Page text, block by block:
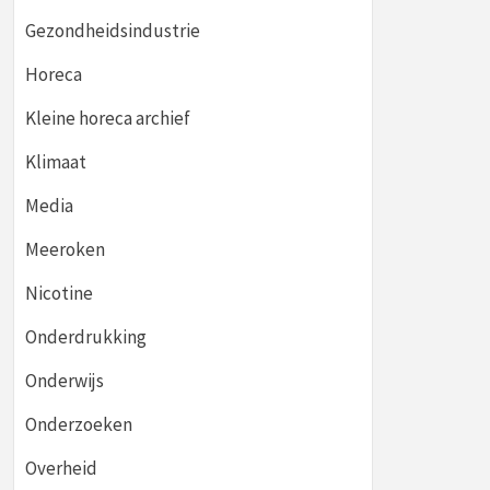
Gezondheidsindustrie
Horeca
Kleine horeca archief
Klimaat
Media
Meeroken
Nicotine
Onderdrukking
Onderwijs
Onderzoeken
Overheid